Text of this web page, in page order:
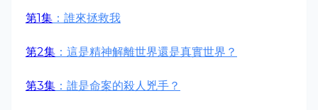
第1集 ：誰來拯救我
第2集 ：這是精神解離世界還是真實世界？
第3集 ：誰是命案的殺人兇手？